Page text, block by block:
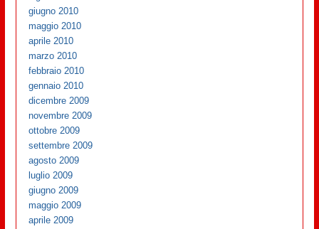
giugno 2010
maggio 2010
aprile 2010
marzo 2010
febbraio 2010
gennaio 2010
dicembre 2009
novembre 2009
ottobre 2009
settembre 2009
agosto 2009
luglio 2009
giugno 2009
maggio 2009
aprile 2009